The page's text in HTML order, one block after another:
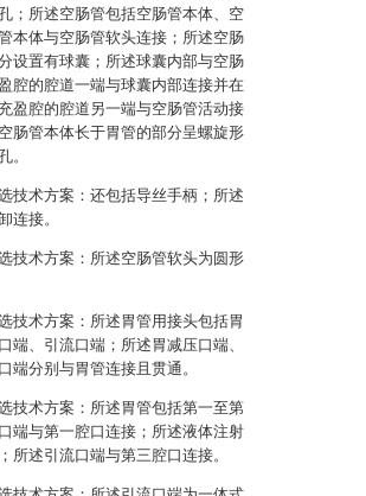
；所述空肠管包括空肠管本体、空
本体与空肠管软头连接；所述空肠
设置有球囊；所述球囊内部与空肠
腔的腔道一端与球囊内部连接并在
盈腔的腔道另一端与空肠管活动接
肠管本体长于胃管的部分呈螺旋形
。
技术方案：还包括导丝手柄；所述
连接。
技术方案：所述空肠管软头为圆形
技术方案：所述胃管用接头包括胃
端、引流口端；所述胃减压口端、
端分别与胃管连接且贯通。
技术方案：所述胃管包括第一至第
端与第一腔口连接；所述液体注射
所述引流口端与第三腔口连接。